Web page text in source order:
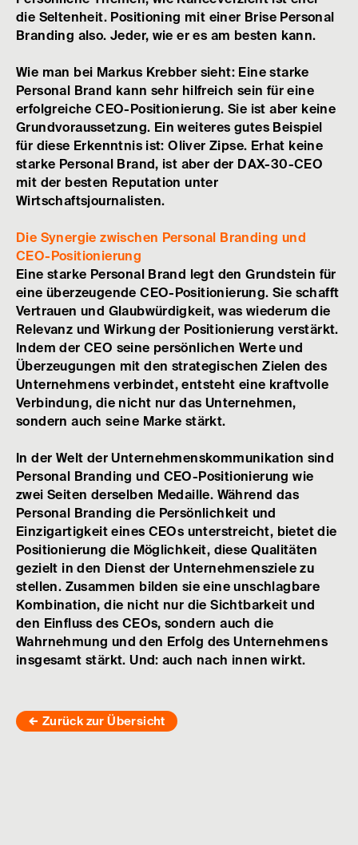
die Seltenheit. Positioning mit einer Brise Personal
Branding also. Jeder, wie er es am besten kann.
Wie man bei Markus Krebber sieht: Eine starke
Personal Brand kann sehr hilfreich sein für eine
erfolgreiche CEO-Positionierung. Sie ist aber keine
Grundvoraussetzung. Ein weiteres gutes Beispiel
für diese Erkenntnis ist: Oliver Zipse. Erhat keine
starke Personal Brand, ist aber der DAX-30-CEO
mit der besten Reputation unter
Wirtschaftsjournalisten.
Die Synergie zwischen Personal Branding und
CEO-Positionierung
Eine starke Personal Brand legt den Grundstein für
eine überzeugende CEO-Positionierung. Sie schafft
Vertrauen und Glaubwürdigkeit, was wiederum die
Relevanz und Wirkung der Positionierung verstärkt.
Indem der CEO seine persönlichen Werte und
Überzeugungen mit den strategischen Zielen des
Unternehmens verbindet, entsteht eine kraftvolle
Verbindung, die nicht nur das Unternehmen,
sondern auch seine Marke stärkt.
In der Welt der Unternehmenskommunikation sind
Personal Branding und CEO-Positionierung wie
zwei Seiten derselben Medaille. Während das
Personal Branding die Persönlichkeit und
Einzigartigkeit eines CEOs unterstreicht, bietet die
Positionierung die Möglichkeit, diese Qualitäten
gezielt in den Dienst der Unternehmensziele zu
stellen. Zusammen bilden sie eine unschlagbare
Kombination, die nicht nur die Sichtbarkeit und
den Einfluss des CEOs, sondern auch die
Wahrnehmung und den Erfolg des Unternehmens
insgesamt stärkt. Und: auch nach innen wirkt.
Zurück zur Übersicht